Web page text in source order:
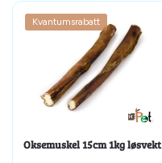
Kvantumsrabatt
Oksemuskel 15cm 1kg løsvekt